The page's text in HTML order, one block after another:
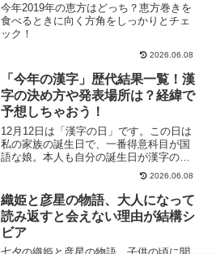
今年2019年の恵方はどっち？恵方巻きを
食べるときに向く方角をしっかりとチェ
ック！
2026.06.08
「今年の漢字」歴代結果一覧！漢
字の決め方や発表場所は？経緯で
予想しちゃおう！
12月12日は「漢字の日」です。この日は
私の家族の誕生日で、一番得意科目が国
語な娘。本人も自分の誕生日が漢字の日
と知り嬉しそうでした。さらにちょうど
ここ数年、漢字検定を受けるようにもな
りました。今年は何かな？というワクワ
クと同時に、これまで...
2026.06.08
織姫と彦星の物語、大人になって
読み返すと会えない理由が結構シ
ビア